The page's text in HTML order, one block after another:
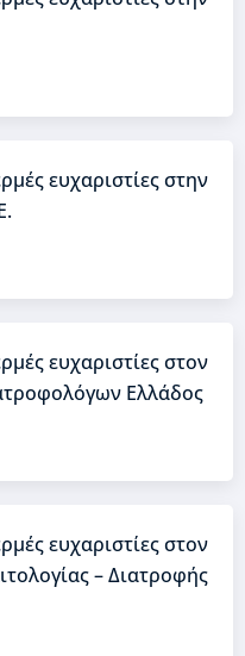
ευχαριστίες στην
ευχαριστίες στον
Ελλάδος
ευχαριστίες στον
– Διατροφής